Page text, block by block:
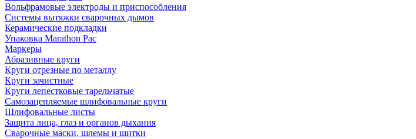
Вольфрамовые электроды и приспособления
Системы вытяжки сварочных дымов
Керамические подкладки
Упаковка Marathon Pac
Маркеры
Абразивные круги
Круги отрезные по металлу
Круги зачистные
Круги лепестковые тарельчатые
Самозацепляемые шлифовальные круги
Шлифовальные листы
Защита лица, глаз и органов дыхания
Сварочные маски, шлемы и щитки